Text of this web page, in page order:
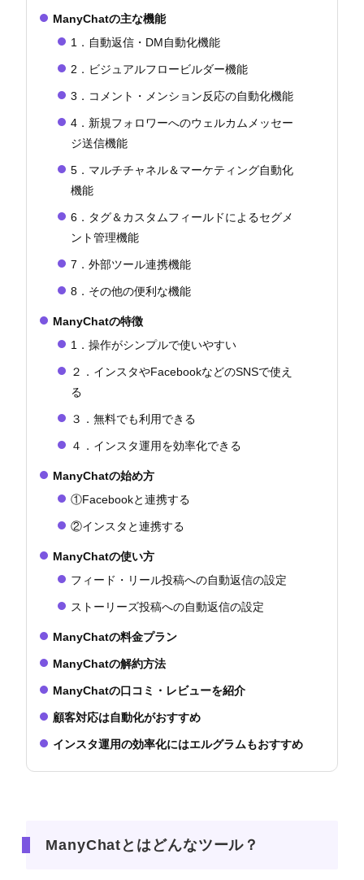
ManyChatの主な機能
1．自動返信・DM自動化機能
2．ビジュアルフロービルダー機能
3．コメント・メンション反応の自動化機能
4．新規フォロワーへのウェルカムメッセー
ジ送信機能
5．マルチチャネル＆マーケティング自動化
機能
6．タグ＆カスタムフィールドによるセグメ
ント管理機能
7．外部ツール連携機能
8．その他の便利な機能
ManyChatの特徴
1．操作がシンプルで使いやすい
２．インスタやFacebookなどのSNSで使え
る
３．無料でも利用できる
４．インスタ運用を効率化できる
ManyChatの始め方
①Facebookと連携する
②インスタと連携する
ManyChatの使い方
フィード・リール投稿への自動返信の設定
ストーリーズ投稿への自動返信の設定
ManyChatの料金プラン
ManyChatの解約方法
ManyChatの口コミ・レビューを紹介
顧客対応は自動化がおすすめ
インスタ運用の効率化にはエルグラムもおすすめ
ManyChatとはどんなツール？